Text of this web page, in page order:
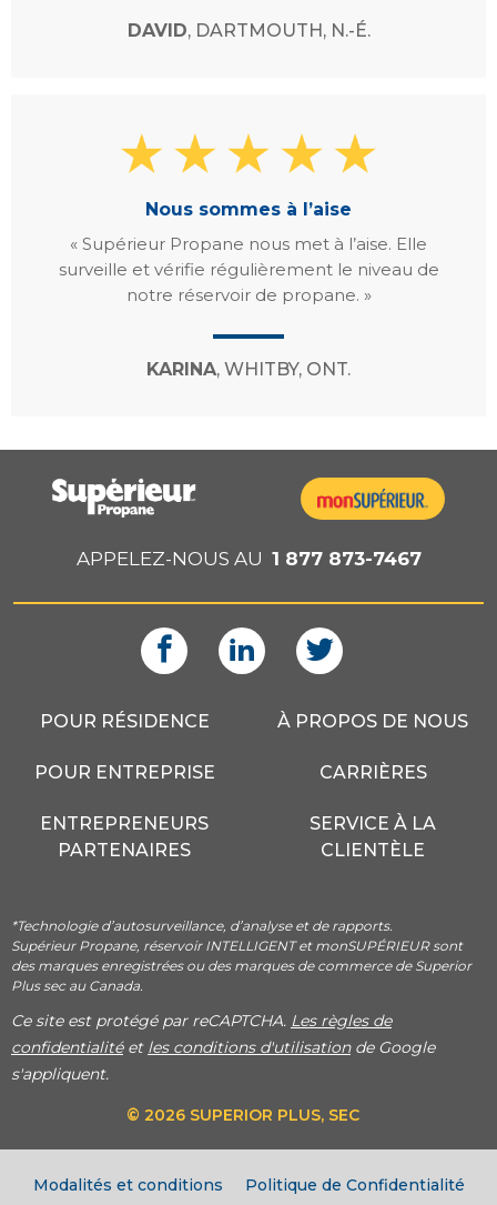
DAVID, DARTMOUTH, N.-É.
Nous sommes à l’aise
« Supérieur Propane nous met à l’aise. Elle
surveille et vérifie régulièrement le niveau de
notre réservoir de propane. »
KARINA, WHITBY, ONT.
APPELEZ-NOUS AU 1 877 873-7467
POUR RÉSIDENCE
POUR ENTREPRISE
ENTREPRENEURS
PARTENAIRES
À PROPOS DE NOUS
CARRIÈRES
SERVICE À LA
CLIENTÈLE
*Technologie d’autosurveillance, d’analyse et de rapports.
Supérieur Propane, réservoir INTELLIGENT et monSUPÉRIEUR sont
des marques enregistrées ou des marques de commerce de Superior
Plus sec au Canada.
Ce site est protégé par reCAPTCHA. Les règles de
confidentialitéet les conditions d'utilisationde Google
s'appliquent.
© 2026 SUPERIOR PLUS, SEC
Modalités et conditions Politique de Confidentialité